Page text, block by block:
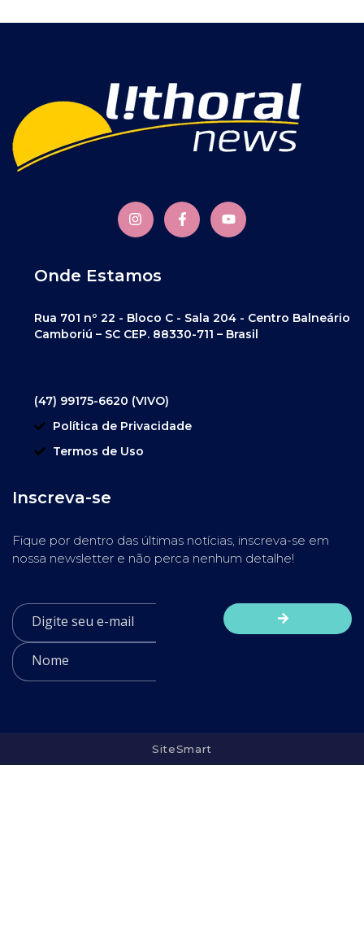
Onde Estamos
Rua 701 nº 22 - Bloco C - Sala 204 - Centro Balneário
Camboriú – SC CEP. 88330-711 – Brasil
(47) 99175-6620 (VIVO)
Política de Privacidade
Termos de Uso
Inscreva-se
Fique por dentro das últimas notícias, inscreva-se em
nossa newsletter e não perca nenhum detalhe!
SiteSmart